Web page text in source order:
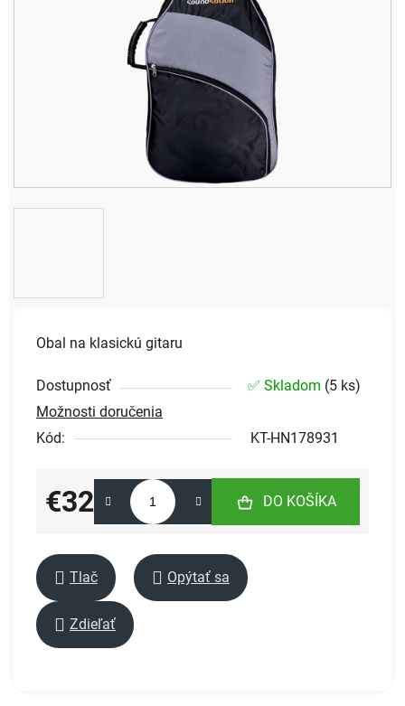
Obal na klasickú gitaru
Dostupnosť ✅ Skladom (5 ks)
Možnosti doručenia
Kód:
KT-HN178931
€32
Jednotková cena:
DO KOŠÍKA
Tlač Opýtať sa
Zdieľať